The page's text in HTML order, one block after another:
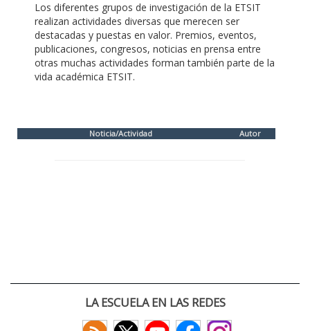
Los diferentes grupos de investigación de la ETSIT
realizan actividades diversas que merecen ser
destacadas y puestas en valor. Premios, eventos,
publicaciones, congresos, noticias en prensa entre
otras muchas actividades forman también parte de la
vida académica ETSIT.
Noticia/Actividad Autor
LA ESCUELA EN LAS REDES